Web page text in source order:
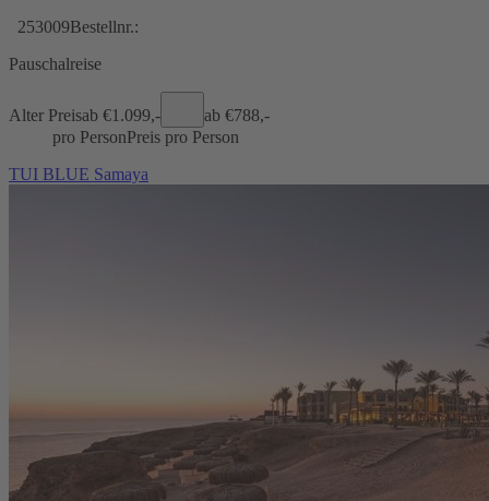
253009Bestellnr.:
Pauschalreise
Alter Preisab €1.099,- ab €788,-
pro PersonPreis pro Person
TUI BLUE Samaya